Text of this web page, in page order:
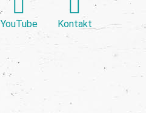
YouTube Kontakt